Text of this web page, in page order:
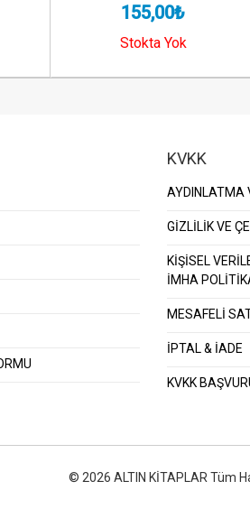
155,00₺
Stokta Yok
KVKK
AYDINLATMA
GİZLİLİK VE
KİŞİSEL
İMHA
MESAFELİ
İPTAL & İADE
KVKK
© 2026 ALTIN KİTAPLAR Tüm